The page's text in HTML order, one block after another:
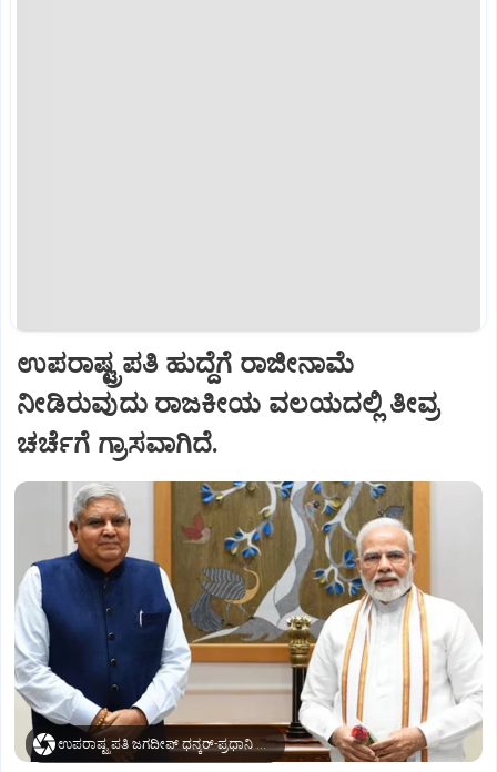
ಉಪರಾಷ್ಟ್ರಪತಿ ಹುದ್ದೆಗೆ ರಾಜೀನಾಮೆ
ನೀಡಿರುವುದು ರಾಜಕೀಯ ವಲಯದಲ್ಲಿ ತೀವ್ರ
ಚರ್ಚೆಗೆ ಗ್ರಾಸವಾಗಿದೆ.
ಉಪರಾಷ್ಟ್ರಪತಿ ಜಗದೀಪ್‌ ಧನ್ಕರ್-ಪ್ರಧಾನಿ ಮೋದಿ